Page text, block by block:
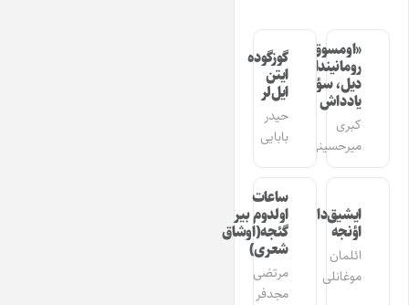
«اومسوق»
رومانیندا
دیل، سؤز،
یادداش
کبری
میرحسینی
گوزگوده
ایتن
ایل‌لر
حیدر
بابایی
ایشیق‌دان
اؤنجه
ائلمان
موغانلی
ساعات
اولدوم بیر
گئجه(اوشاق
شعری)
مرتضی
مجدفر